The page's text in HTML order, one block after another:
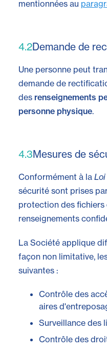
mentionnées au
4.2Demande de
Une personne peut
demande de
des renseignements
personne physique.
4.3Mesures de
Conformément à la
sécurité sont prises
protection des fichiers
renseignements
La Société applique
façon non limitative,
suivantes :
Contrôle des
aires
Surveillance des
Contrôle des